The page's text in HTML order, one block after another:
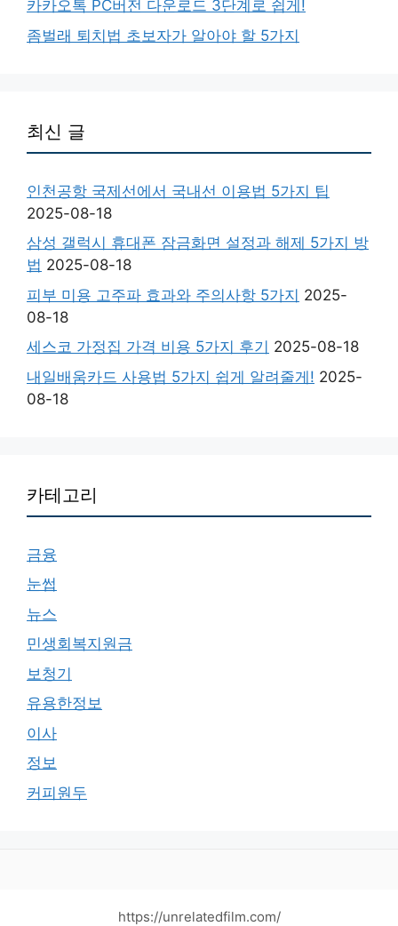
카카오톡 PC버전 다운로드 3단계로 쉽게!
좀벌래 퇴치법 초보자가 알아야 할 5가지
최신 글
인천공항 국제선에서 국내선 이용법 5가지 팁
2025-08-18
삼성 갤럭시 휴대폰 잠금화면 설정과 해제 5가지 방
법 2025-08-18
피부 미용 고주파 효과와 주의사항 5가지 2025-
08-18
세스코 가정집 가격 비용 5가지 후기 2025-08-18
내일배움카드 사용법 5가지 쉽게 알려줄게! 2025-
08-18
카테고리
금융
눈썹
뉴스
민생회복지원금
보청기
유용한정보
이사
정보
커피원두
https://unrelatedfilm.com/